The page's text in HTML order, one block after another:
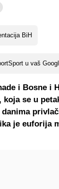
BiH
u vaš
i Bosne i
se u
je euforija